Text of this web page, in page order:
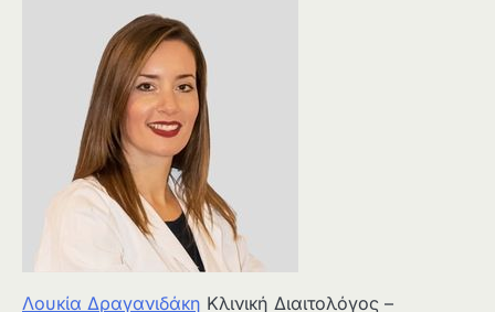
Λουκία Δραγανιδάκη Κλινική Διαιτολόγος –